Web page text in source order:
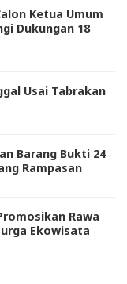
Ketua Umum
Dukungan 18
Usai Tabrakan
Barang Bukti 24
Rampasan
Rawa
Ekowisata